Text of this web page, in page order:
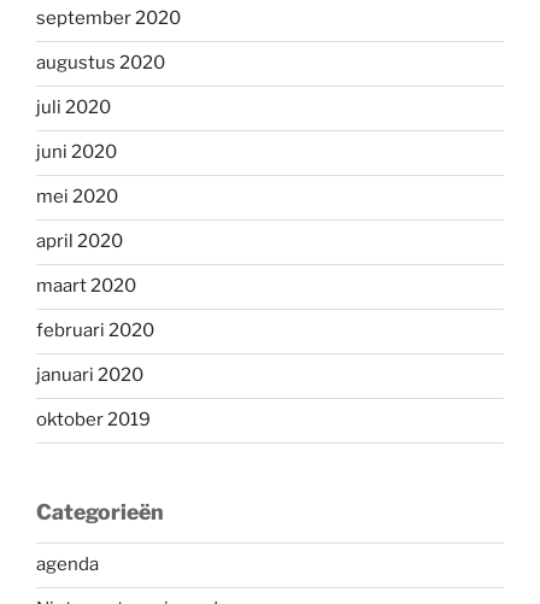
september 2020
augustus 2020
juli 2020
juni 2020
mei 2020
april 2020
maart 2020
februari 2020
januari 2020
oktober 2019
Categorieën
agenda